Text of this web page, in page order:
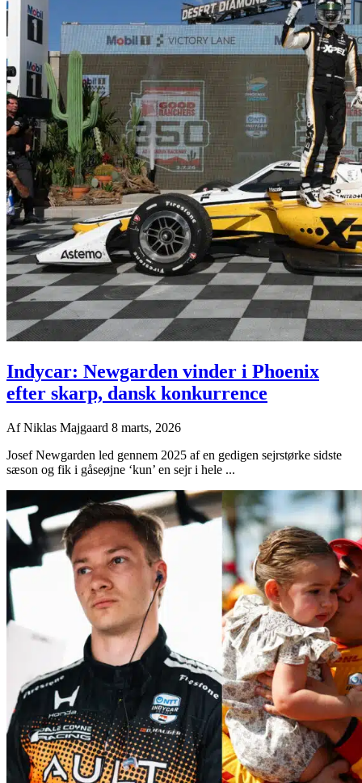
Indycar: Newgarden vinder i Phoenix
efter skarp, dansk konkurrence
AfNiklas Majgaard 8 marts, 2026
Josef Newgarden led gennem 2025 af en gedigen sejrstørke sidste
sæson og fik i gåseøjne ‘kun’ en sejr i hele ...